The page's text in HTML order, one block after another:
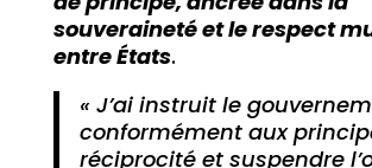
souveraineté et le respect
entre États.
« J’ai instruit le
conformément aux
réciprocité et suspendre